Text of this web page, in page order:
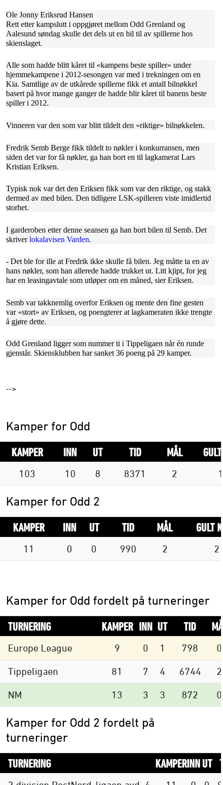
Ole Jonny Eriksrud Hansen
Rett etter kampslutt i oppgjøret mellom Odd Grenland og
Aalesund søndag skulle det dels ut en bil til av spillerne hos
skienslaget.
Alle som hadde blitt kåret til «kampens beste spiller» under
hjemmekampene i 2012-sesongen var med i trekningen om en
Kia. Samtlige av de utkårede spillerne fikk et antall bilnøkkel
basert på hvor mange ganger de hadde blir kåret til banens beste
spiller i 2012.
Vinneren var den som var blitt tildelt den «riktige» bilnøkkelen.
Fredrik Semb Berge fikk tildelt to nøkler i konkurransen, men
siden det var for få nøkler, ga han bort en til lagkamerat Lars
Kristian Eriksen.
Typisk nok var det den Eriksen fikk som var den riktige, og stakk
dermed av med bilen. Den tidligere LSK-spilleren viste imidlertid
storhet.
I garderoben etter denne seansen ga han bort bilen til Semb. Det
skriverlokalavisen Varden.
- Det ble for ille at Fredrik ikke skulle få bilen. Jeg måtte ta en av
hans nøkler, som han allerede hadde trukket ut. Litt kjipt, for jeg
har en leasingavtale som utløper om en måned, sier Eriksen.
Semb var takknemlig overfor Eriksen og mente den fine gesten
var «stort» av Eriksen, og poengterer at lagkameraten ikke trengte
å gjøre dette.
Odd Grenland ligger som nummer ti i Tippeligaen når én runde
gjenstår. Skiensklubben har sanket 36 poeng på 29 kamper.
-->
Kamper for Odd
KAMPER INN UT TID MÅL
103 10 8 8371 2
Kamper for Odd 2
KAMPER INN UT TID MÅL GULT
11 0 0 990 2 2
Kamper for Odd fordelt på turneringer
TURNERING KAMPER INN UT TID
Europe League 9 0 1 798 0
Tippeligaen 81 7 4 6744 2
NM 13 3 3 872 0
Kamper for Odd 2 fordelt på
turneringer
TURNERING KAMPERINNUT